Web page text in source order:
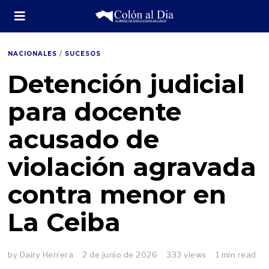
NACIONALES / SUCESOS
Detención judicial
para docente
acusado de
violación agravada
contra menor en
La Ceiba
by Dairy Herrera 2 de junio de 2026 333 views 1 min read